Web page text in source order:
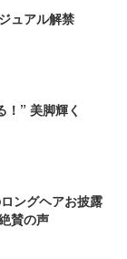
ュアル解禁
” 美脚輝く
ングヘアお披露
賛の声